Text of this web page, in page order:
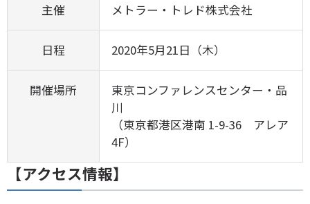
主催 メトラー・トレド株式会社
日程 2020年5月21日（木）
開催場所
東京コンファレンスセンター・品
川
（東京都港区港南 1-9-36 アレア
4F）
【アクセス情報】